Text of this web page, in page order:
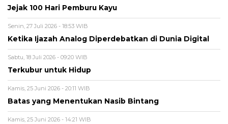
Jejak 100 Hari Pemburu Kayu
Senin, 27 Juli 2026 - 18:53 WIB
Ketika Ijazah Analog Diperdebatkan di Dunia Digital
Sabtu, 18 Juli 2026 - 09:20 WIB
Terkubur untuk Hidup
Kamis, 25 Juni 2026 - 20:11 WIB
Batas yang Menentukan Nasib Bintang
Kamis, 25 Juni 2026 - 14:21 WIB